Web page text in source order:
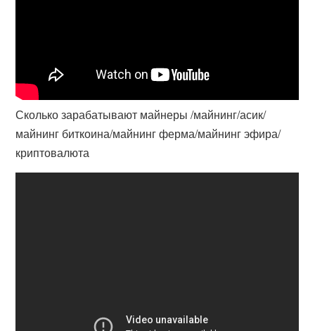
Сколько зарабатывают майнеры /майнинг/асик/
майнинг биткоина/майнинг ферма/майнинг эфира/
криптовалюта